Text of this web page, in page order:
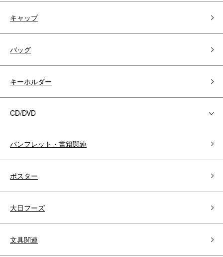
キャップ
バッグ
キーホルダー
CD/DVD
パンフレット・書籍関連
ポスター
大日フーズ
文具関連